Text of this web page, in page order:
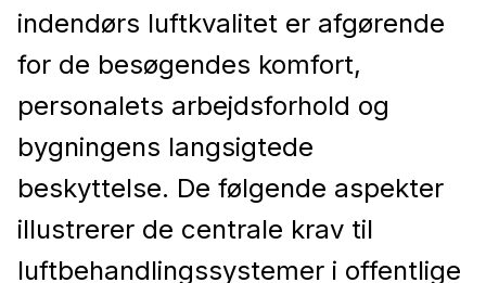
indendørs luftkvalitet er afgørende
for de besøgendes komfort,
personalets arbejdsforhold og
bygningens langsigtede
beskyttelse. De følgende aspekter
illustrerer de centrale krav til
luftbehandlingssystemer i offentlige